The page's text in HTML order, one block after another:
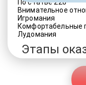
По статье 228
Внимательное
Игромания
Комфортабельные
Лудомания
Этапы